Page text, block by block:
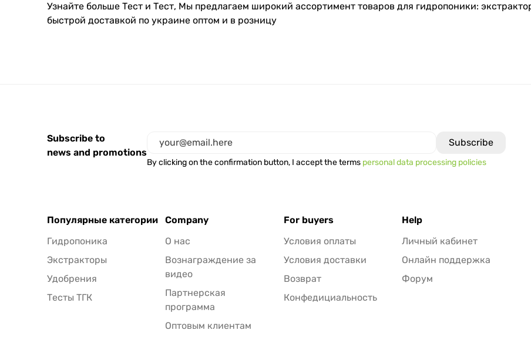
Узнайте больше Тест и Тест, Мы предлагаем широкий ассортимент товаров для гидропоники:
быстрой доставкой по украине оптом и в розницу
Subscribe to
news and promotions
By clicking on the confirmation button, I accept the terms personal data processing policies
Популярные категории
Гидропоника
Экстракторы
Удобрения
Тесты ТГК
Company
О нас
Вознаграждение за
видео
Партнерская
программа
Оптовым клиентам
For buyers
Условия оплаты
Условия доставки
Возврат
Конфедициальность
Help
Личный кабинет
Онлайн поддержка
Форум